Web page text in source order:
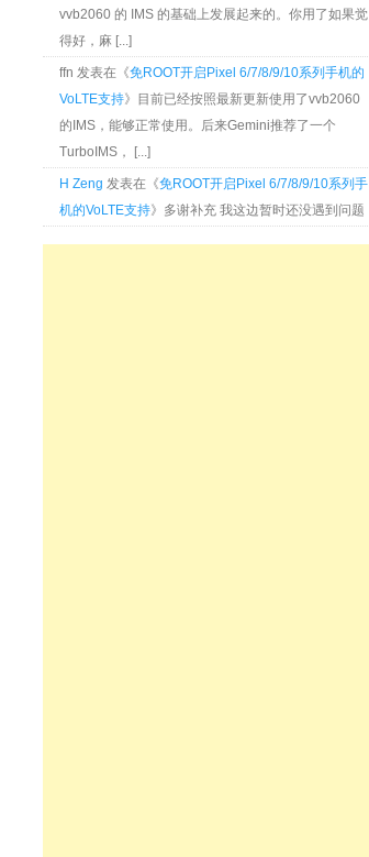
vvb2060 的 IMS 的基础上发展起来的。你用了如果觉
得好，麻 [...]
ffn 发表在《免ROOT开启Pixel 6/7/8/9/10系列手机的
VoLTE支持》目前已经按照最新更新使用了vvb2060
的IMS，能够正常使用。后来Gemini推荐了一个
TurboIMS， [...]
H Zeng 发表在《免ROOT开启Pixel 6/7/8/9/10系列手
机的VoLTE支持》多谢补充 我这边暂时还没遇到问题